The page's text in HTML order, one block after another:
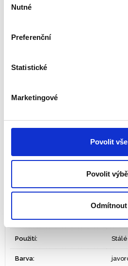
souhlasu
Nutné
Preferenční
Statistické
Marketingové
Povolit vše
Povolit
Odmítnout
Odolná, ekologická pracovní
Snadné čištění
K dispozici ve 5 velikostech:
mm, 1600 mm, 1800 mm délka
Montáž pracovní desky bez
VersaTop™
Základna k pracovnímu stolu se
x
Použití:
Barva: